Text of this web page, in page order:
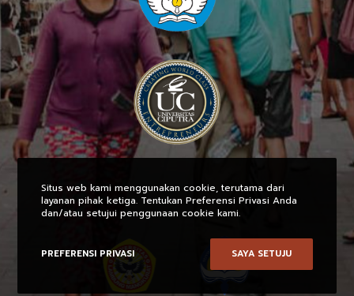
MITRA KAMI
Situs web kami menggunakan cookie, terutama dari
layanan pihak ketiga. Tentukan Preferensi Privasi Anda
dan/atau setujui penggunaan cookie kami.
PREFERENSI PRIVASI SAYA SETUJU